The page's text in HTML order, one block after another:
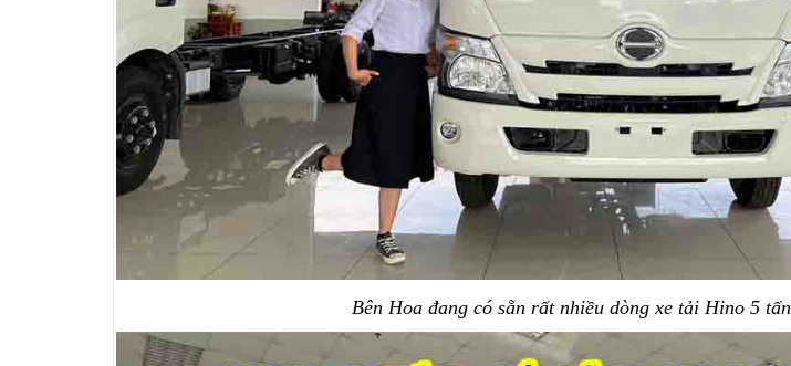
Bên Hoa đang có sẵn rất nhiều dòng xe tải Hino 5 tấn